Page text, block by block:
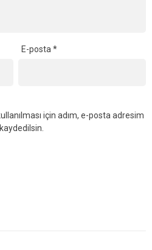
E-posta*
için adım, e-posta adresim